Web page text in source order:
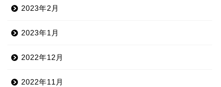
2023年2月
2023年1月
2022年12月
2022年11月